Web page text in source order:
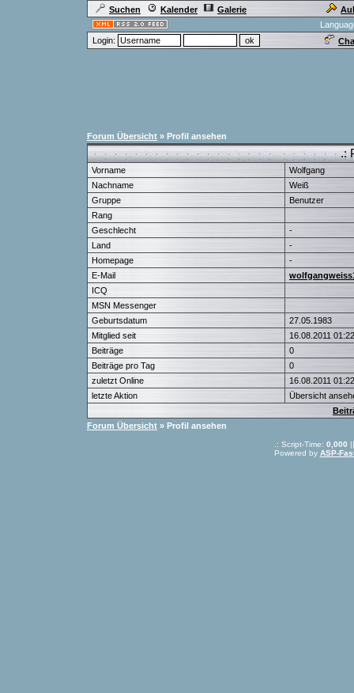
Suchen Kalender Galerie
Login:
Forum Übersicht » Profil ansehen
.:
Vorname
Wolfgang
Nachname
Weiß
Gruppe
Benutzer
Rang
Geschlecht
-
Land
-
Homepage
-
E-Mail
ICQ
MSN Messenger
Geburtsdatum
27.05.1983
Mitglied seit
16.08.2011
Beiträge
0
Beiträge pro Tag
0
zuletzt Online
16.08.2011
letzte Aktion
Übersicht
Forum Übersicht » Profil ansehen
.: Script-Time: 0,000
Powered by ASP-